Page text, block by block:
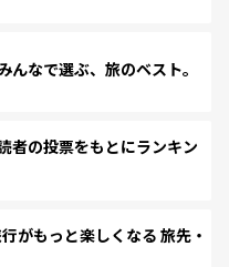
なで選ぶ、旅のベスト。
の投票をもとにランキン
もっと楽しくなる 旅先・